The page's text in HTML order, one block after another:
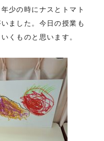
少の時にナスとトマト
ました。今日の授業も
くものと思います。